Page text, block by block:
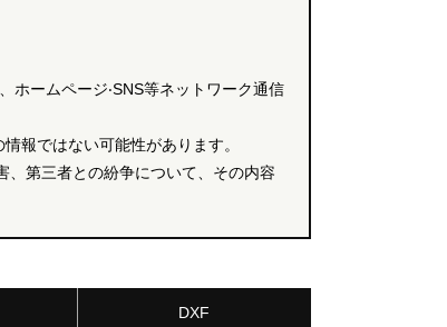
ホームページ‧SNS等ネットワーク通信
報ではない可能性があります。
、第三者との紛争について、その内容
DXF